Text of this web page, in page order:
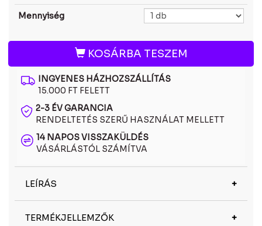
Mennyiség
KOSÁRBA TESZEM
INGYENES HÁZHOZSZÁLLÍTÁS
15.000 FT FELETT
2-3 ÉV GARANCIA
RENDELTETÉS SZERŰ HASZNÁLAT MELLETT
14 NAPOS VISSZAKÜLDÉS
VÁSÁRLÁSTÓL SZÁMÍTVA
LEÍRÁS
jellegzetes stílusát tükrözi: fiatalos, merész és
TERMÉKJELLEMZŐK